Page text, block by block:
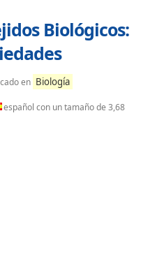
Biológicos:
en Biología
español con un tamaño de 3,68